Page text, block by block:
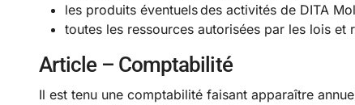
les produits éventuels des activités de DITA
toutes les ressources autorisées par les lois et
Article – Comptabilité
Il est tenu une comptabilité faisant apparaître